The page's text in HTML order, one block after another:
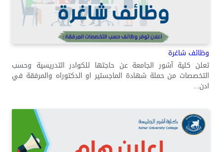
وظائف شاغرة
تعلن كلية آشور الجامعة عن حاجتها للكوادر التدريسية وحسب
التخصصات من حملة شهادة الماجستير او الدكتوراه والمرفقة في
ادن...